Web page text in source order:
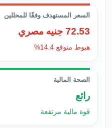
السعر المستهدف وفقًا للمحللين
72.53 جنيه مصري
هبوط متوقع 14.4%
الصحة المالية
رائع
قوة مالية مرتفعة